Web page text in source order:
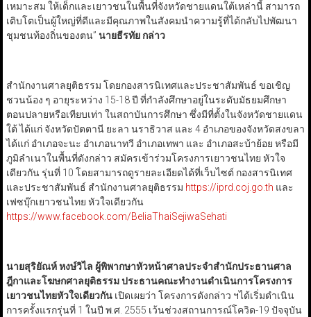
เหมาะสม ให้เด็กและเยาวชนในพื้นที่จังหวัดชายแดนใต้เหล่านี้ สามารถ
เติบโตเป็นผู้ใหญ่ที่ดีและมีคุณภาพในสังคมนำความรู้ที่ได้กลับไปพัฒนา
ชุมชนท้องถิ่นของตน” นายธีรทัย กล่าว
สำนักงานศาลยุติธรรม โดยกองสารนิเทศและประชาสัมพันธ์ ขอเชิญ
ชวนน้อง ๆ อายุระหว่าง 15-18 ปี ที่กำลังศึกษาอยู่ในระดับมัธยมศึกษา
ตอนปลายหรือเทียบเท่า ในสถาบันการศึกษา ซึ่งมีที่ตั้งในจังหวัดชายแดน
ใต้ ได้แก่ จังหวัดปัตตานี ยะลา นราธิวาส และ 4 อำเภอของจังหวัดสงขลา
ได้แก่ อำเภอจะนะ อำเภอนาทวี อำเภอเทพา และ อำเภอสะบ้าย้อย หรือมี
ภูมิลำเนาในพื้นที่ดังกล่าว สมัครเข้าร่วมโครงการเยาวชนไทย หัวใจ
เดียวกัน รุ่นที่ 10 โดยสามารถดูรายละเอียดได้ที่เว็บไซต์ กองสารนิเทศ
และประชาสัมพันธ์ สำนักงานศาลยุติธรรม https://iprd.coj.go.th และ
เฟซบุ๊กเยาวชนไทย หัวใจเดียวกัน
https://www.facebook.com/BeliaThaiSejiwaSehati
นายสุริยัณห์ หงษ์วิไล ผู้พิพากษาหัวหน้าศาลประจำสำนักประธานศาล
ฎีกาและโฆษกศาลยุติธรรม ประธานคณะทำงานดำเนินการโครงการ
เยาวชนไทยหัวใจเดียวกันเปิดเผยว่า โครงการดังกล่าว ฯได้เริ่มดำเนิน
การครั้งแรกรุ่นที่ 1 ในปี พ.ศ. 2555 เว้นช่วงสถานการณ์โควิด-19 ปัจจุบัน